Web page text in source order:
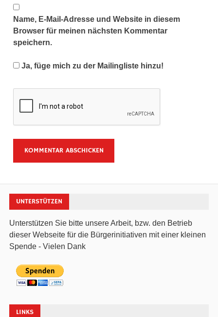
Name, E-Mail-Adresse und Website in diesem
Browser für meinen nächsten Kommentar
speichern.
Ja, füge mich zu der Mailingliste hinzu!
UNTERSTÜTZEN
Unterstützen Sie bitte unsere Arbeit, bzw. den Betrieb
dieser Webseite für die Bürgerinitiativen mit einer kleinen
Spende - Vielen Dank
LINKS